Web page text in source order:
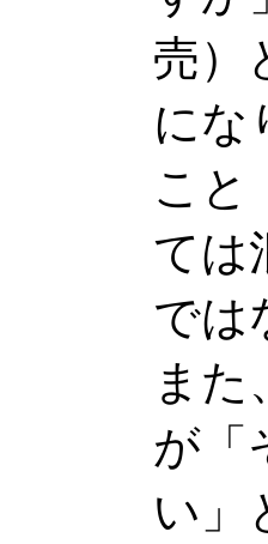
売）
にな
こと
ては
では
また
が「
い」